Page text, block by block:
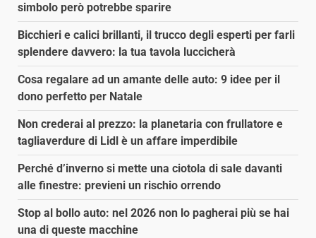
simbolo però potrebbe sparire
Bicchieri e calici brillanti, il trucco degli esperti per farli
splendere davvero: la tua tavola luccicherà
Cosa regalare ad un amante delle auto: 9 idee per il
dono perfetto per Natale
Non crederai al prezzo: la planetaria con frullatore e
tagliaverdure di Lidl è un affare imperdibile
Perché d’inverno si mette una ciotola di sale davanti
alle finestre: previeni un rischio orrendo
Stop al bollo auto: nel 2026 non lo pagherai più se hai
una di queste macchine